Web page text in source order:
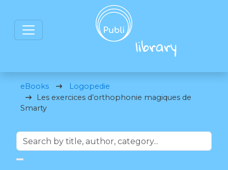
eBooks
Logopedie
Les exercices d’orthophonie magiques de
Smarty